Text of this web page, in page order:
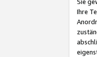
Sie
Ihre